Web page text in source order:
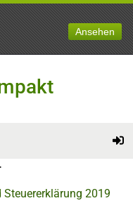
Ansehen
Steuererklärung 2019